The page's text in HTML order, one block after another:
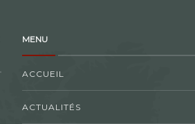
MENU
ACCUEIL
ACTUALITÉS